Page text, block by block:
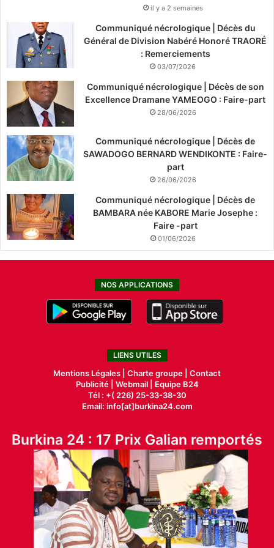
il y a 2 semaines
Communiqué nécrologique | Décès du
Général de Division Nabéré Honoré TRAORÉ
: Remerciements
03/07/2026
Communiqué nécrologique | Décès de son
Excellence Dramane YAMEOGO : Faire-part
28/06/2026
Communiqué nécrologique | Décès de
SAWADOGO BERNARD WENDIKONTE : Faire-
part
26/06/2026
Communiqué nécrologique | Décès de
BAMBARA née KABORE Marie Josephe :
Faire -part
01/06/2026
NOS APPLICATIONS
LIENS UTILES
Mentions Légales | Charte groupe | Contact
Publicité| Webmail |
Equipe B24
Tél : +( 226) 25-33-38-30
Email: info[at]burkina24.com
Burkina 24 : 17 Prix Galian remportés